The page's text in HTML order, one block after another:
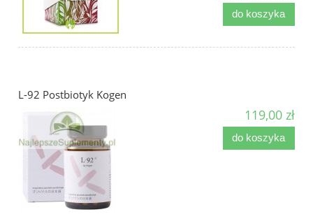
do koszyka
L-92 Postbiotyk Kogen
119,00 zł
do koszyka